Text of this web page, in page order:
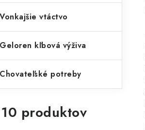
Vonkajšie vtáctvo
Geloren kľbová výživa
Chovateľské potreby
produktov